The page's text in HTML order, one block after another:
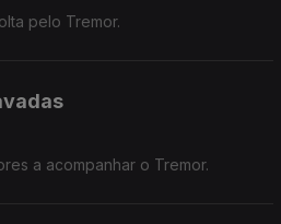
pelo Tremor.
a acompanhar o Tremor.